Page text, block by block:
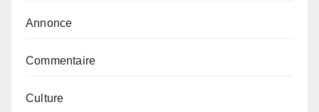
Annonce
Commentaire
Culture